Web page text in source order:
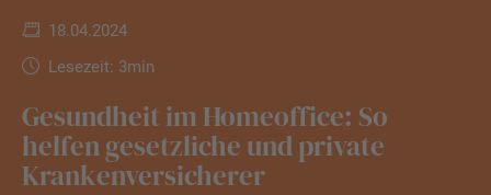
18.04.2024
Lesezeit: 3min
Gesundheit im Homeoffice: So
helfen gesetzliche und private
Krankenversicherer